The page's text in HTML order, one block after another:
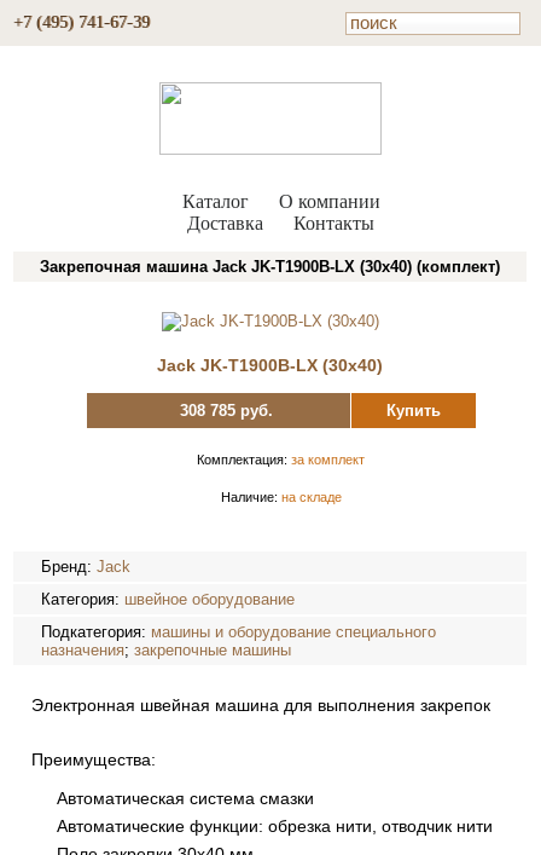
+7 (495) 741-67-39
Каталог
О компании
Доставка
Контакты
Закрепочная машина Jack JK-T1900B-LX (30x40) (комплект)
Jack JK-T1900B-LX (30x40)
308 785 руб. Купить
Комплектация:за комплект
Наличие: на складе
Бренд:Jack
Категория: швейное оборудование
Подкатегория: машины и оборудование специального
назначения;закрепочные машины
Электронная швейная машина для выполнения закрепок
Преимущества:
Автоматическая система смазки
Автоматические функции: обрезка нити, отводчик нити